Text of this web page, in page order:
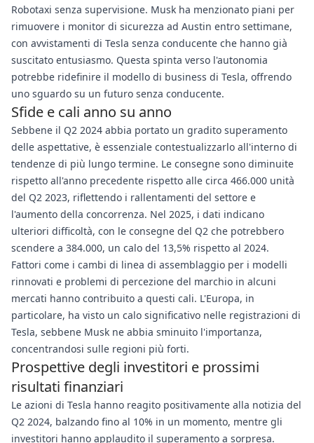
Robotaxi senza supervisione. Musk ha menzionato piani per
rimuovere i monitor di sicurezza ad Austin entro settimane,
con avvistamenti di Tesla senza conducente che hanno già
suscitato entusiasmo. Questa spinta verso l'autonomia
potrebbe ridefinire il modello di business di Tesla, offrendo
uno sguardo su un futuro senza conducente.
Sfide e cali anno su anno
Sebbene il Q2 2024 abbia portato un gradito superamento
delle aspettative, è essenziale contestualizzarlo all'interno di
tendenze di più lungo termine. Le consegne sono diminuite
rispetto all'anno precedente rispetto alle circa 466.000 unità
del Q2 2023, riflettendo i rallentamenti del settore e
l'aumento della concorrenza. Nel 2025, i dati indicano
ulteriori difficoltà, con le consegne del Q2 che potrebbero
scendere a 384.000, un calo del 13,5% rispetto al 2024.
Fattori come i cambi di linea di assemblaggio per i modelli
rinnovati e problemi di percezione del marchio in alcuni
mercati hanno contribuito a questi cali. L'Europa, in
particolare, ha visto un calo significativo nelle registrazioni di
Tesla, sebbene Musk ne abbia sminuito l'importanza,
concentrandosi sulle regioni più forti.
Prospettive degli investitori e prossimi
risultati finanziari
Le azioni di Tesla hanno reagito positivamente alla notizia del
Q2 2024, balzando fino al 10% in un momento, mentre gli
investitori hanno applaudito il superamento a sorpresa.